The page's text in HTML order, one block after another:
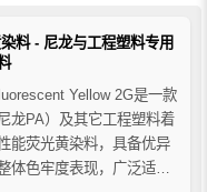
击力强的荧光效果。
料 - 尼龙与工程塑料专用
Yellow 2G是一款
龙PA）及其它工程塑料着
能荧光黄染料，具备优异
体色牢度表现，广泛适用